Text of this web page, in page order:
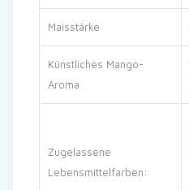
Maisstärke
Künstliches Mango-
Aroma
Zugelassene
Lebensmittelfarben: